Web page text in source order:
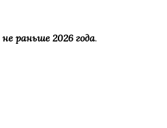
не раньше 2026 года.